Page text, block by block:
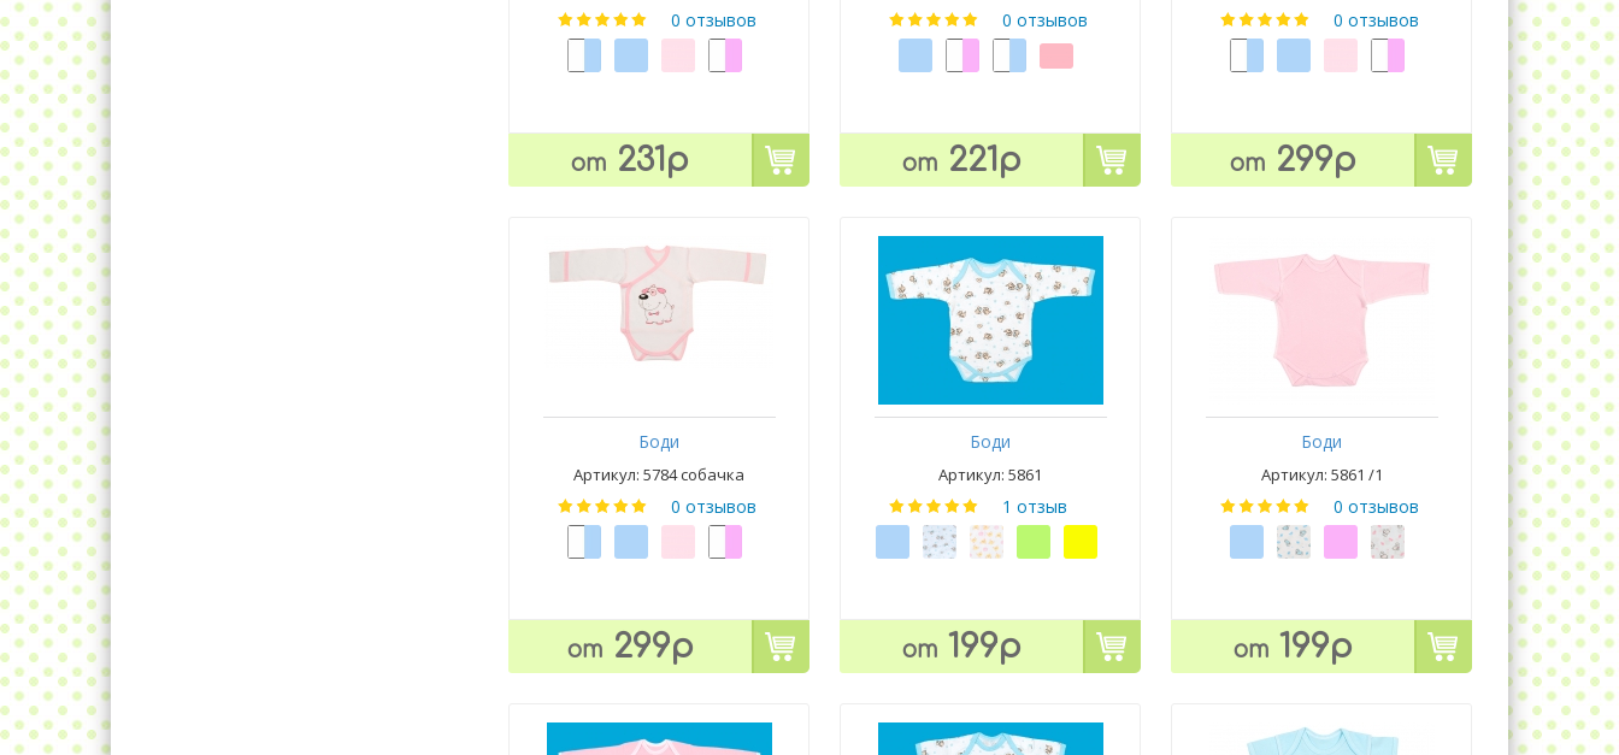
0 отзывов
от 231р
0 отзывов
от 221р
0 отзывов
от 299р
Боди
Артикул: 5784 собачка
0 отзывов
от 299р
Боди
Артикул: 5861
1 отзыв
от 199р
Боди
Артикул: 5861 /1
0 отзывов
от 199р